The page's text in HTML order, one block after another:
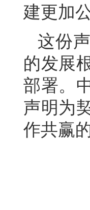
建更加
这份
的发展
部署。
声明为
作共赢